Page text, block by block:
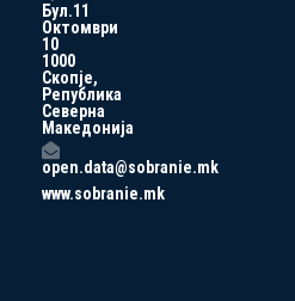
Бул.11
Октомври
10
1000
Скопје,
Република
Северна
Македонија
open.data@sobranie.mk
www.sobranie.mk